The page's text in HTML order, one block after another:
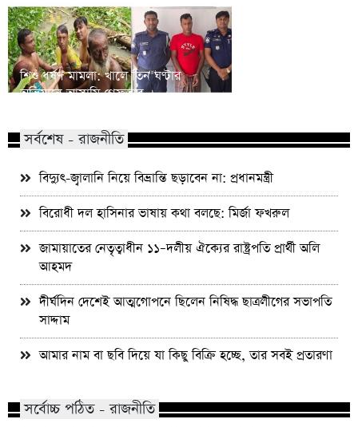
শিশু ধর্ষণ মামলা: খালে তিন ঘণ্টার
অভিযানে আসামি গ্রেফতার
সর্বশেষ - রাজনীতি
বিদ্যুৎ-জ্বালানি নিয়ে বিভ্রান্তি ছড়াবেন না: প্রধানমন্ত্রী
বিরোধী দল হাসিনার ভাষায় কথা বলছে: মির্জা ফখরুল
জামায়াতের নেতৃত্বাধীন ১১–দলীয় ঐক্যের রাষ্ট্রপতি প্রার্থী অলি
আহমদ
দীর্ঘদিন দেশেই আত্মগোপনে ছিলেন নিষিদ্ধ ছাত্রলীগের সভাপতি
সাদ্দাম
আমার নাম বা ছবি দিয়ে যা কিছু বিক্রি হচ্ছে, তার সবই প্রতারণা
সর্বোচ্চ পঠিত - রাজনীতি